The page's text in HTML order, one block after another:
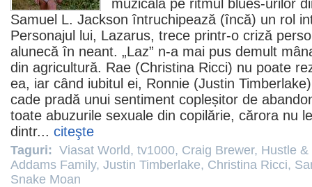
muzicală pe ritmul blues-urilor
Samuel L. Jackson întruchipează (încă) un rol
Personajul lui, Lazarus, trece printr-o criză
alunecă în neant. „Laz” n-a mai pus demult
din agricultură. Rae (Christina Ricci) nu poate
ea, iar când iubitul ei, Ronnie (Justin Timberlake
cade pradă unui sentiment copleșitor de
toate abuzurile sexuale din copilărie, cărora nu
dintr... citeşte
Taguri: Viasat World, tv1000, Craig Brewer, Hustle &
Addams Family, Justin Timberlake, Christina Ricci,
Snake Moan